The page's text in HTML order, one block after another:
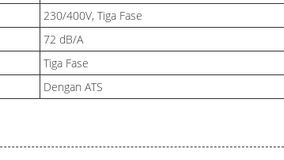
230/400V, Tiga Fase
72 dB/A
Tiga Fase
Dengan ATS